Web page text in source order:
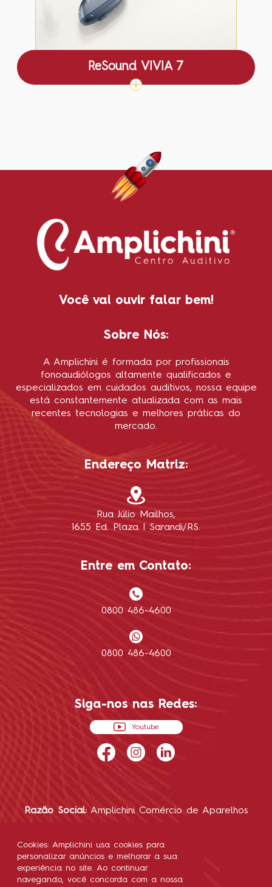
Cookies: Amplichini usa cookies para
personalizar anúncios e melhorar a sua
experiência no site. Ao continuar
navegando, você concorda com a nossa
ReSound VIVIA 7
Você vai ouvir falar bem!
Sobre Nós:
A Amplichini é formada por profissionais
fonoaudiólogos altamente qualificados e
especializados em cuidados auditivos, nossa equipe
está constantemente atualizada com as mais
recentes tecnologias e melhores práticas do
mercado.
Endereço Matriz:
Rua Júlio Mailhos,
1655 Ed. Plaza | Sarandi/RS.
Entre em Contato:
0800 486-4600
0800 486-4600
Siga-nos nas Redes:
Youtube
Razão Social:Amplichini Comércio de Aparelhos
CNPJ:41.043.713/0001-10